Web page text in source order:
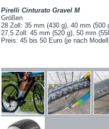
Pirelli Cinturato Gravel M
Größen
28 Zoll: 35 mm (430 g), 40 mm (500
27,5 Zoll: 45 mm (520 g), 50 mm
Preis: 45 bis 50 Euro (je nach